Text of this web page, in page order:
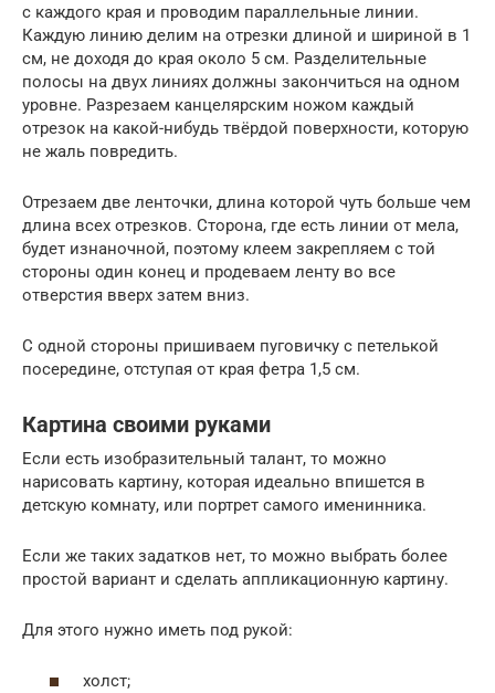
с каждого края и проводим параллельные линии.
Каждую линию делим на отрезки длиной и шириной в 1
см, не доходя до края около 5 см. Разделительные
полосы на двух линиях должны закончиться на одном
уровне. Разрезаем канцелярским ножом каждый
отрезок на какой-нибудь твёрдой поверхности, которую
не жаль повредить.
Отрезаем две ленточки, длина которой чуть больше чем
длина всех отрезков. Сторона, где есть линии от мела,
будет изнаночной, поэтому клеем закрепляем с той
стороны один конец и продеваем ленту во все
отверстия вверх затем вниз.
С одной стороны пришиваем пуговичку с петелькой
посередине, отступая от края фетра 1,5 см.
Картина своими руками
Если есть изобразительный талант, то можно
нарисовать картину, которая идеально впишется в
детскую комнату, или портрет самого именинника.
Если же таких задатков нет, то можно выбрать более
простой вариант и сделать аппликационную картину.
Для этого нужно иметь под рукой:
холст;